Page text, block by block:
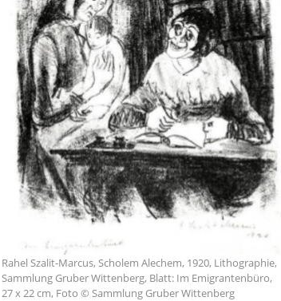
Rahel Szalit-Marcus, Scholem Alechem, 1920, Lithographie,
Sammlung Gruber Wittenberg, Blatt: Im Emigrantenbüro,
27 x 22 cm, Foto © Sammlung Gruber Wittenberg